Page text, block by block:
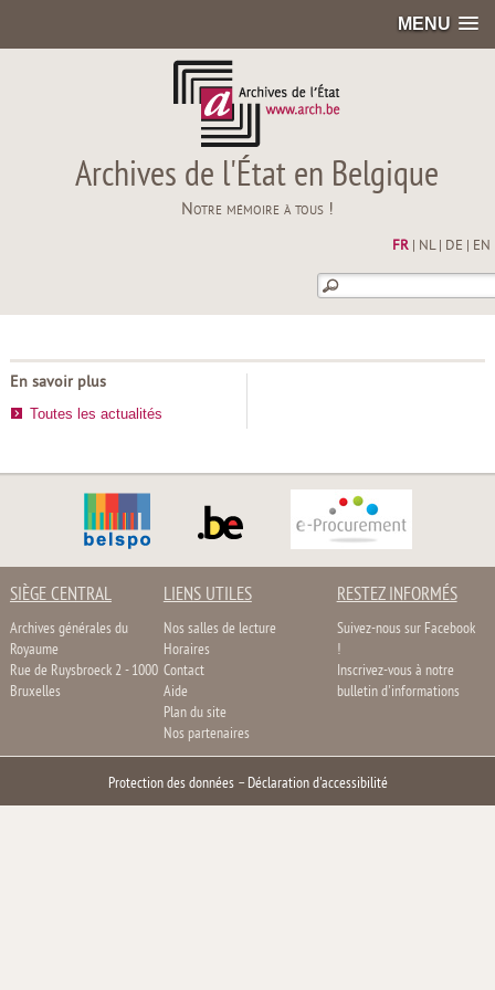
MENU
Archives de l'État en Belgique
Notre mémoire à tous !
FR| NL| DE EN
En savoir plus
Toutes les actualités
SIÈGE CENTRAL
Archives générales du
Royaume
Rue de Ruysbroeck 2 - 1000
Bruxelles
LIENS UTILES
Nos salles de lecture
Horaires
Contact
Aide
Plan du site
Nos partenaires
RESTEZ INFORMÉS
Suivez-nous sur Facebook
!
Inscrivez-vous à notre
bulletin d'informations
Protection des données– Déclaration d'accessibilité